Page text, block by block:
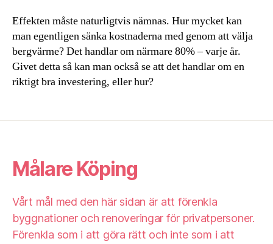
Effekten måste naturligtvis nämnas. Hur mycket kan
man egentligen sänka kostnaderna med genom att välja
bergvärme? Det handlar om närmare 80% – varje år.
Givet detta så kan man också se att det handlar om en
riktigt bra investering, eller hur?
Målare Köping
Vårt mål med den här sidan är att förenkla
byggnationer och renoveringar för privatpersoner.
Förenkla som i att göra rätt och inte som i att